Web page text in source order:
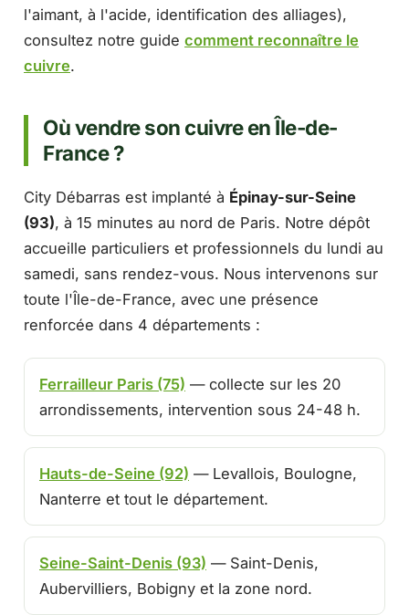
l'aimant, à l'acide, identification des alliages),
consultez notre guide comment reconnaître le
cuivre.
Où vendre son cuivre en Île-de-
France ?
City Débarras est implanté à Épinay-sur-Seine
(93), à 15 minutes au nord de Paris. Notre dépôt
accueille particuliers et professionnels du lundi au
samedi, sans rendez-vous. Nous intervenons sur
toute l'Île-de-France, avec une présence
renforcée dans 4 départements :
Ferrailleur Paris (75) — collecte sur les 20
arrondissements, intervention sous 24-48 h.
Hauts-de-Seine (92) — Levallois, Boulogne,
Nanterre et tout le département.
Seine-Saint-Denis (93) — Saint-Denis,
Aubervilliers, Bobigny et la zone nord.